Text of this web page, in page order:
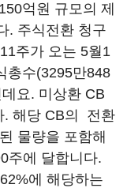
억원 규모의 제
. 주식전환 청구
주가 오는 5월1
총수(3295만848
요. 미상환 CB
. 해당 CB의 전환
물량을 포함해
주에 달합니다.
에 해당하는